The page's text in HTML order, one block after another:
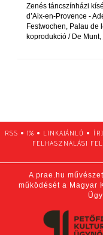
Zenés táncszínházi
d’Aix-en-Provence -
Festwochen, Palau de
koprodukció / De
RSS • 1% • LINKAJÁNLÓ •
FELHASZNÁLÁSI
A prae.hu
működését a Magyar